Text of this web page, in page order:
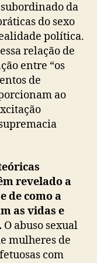
da
do sexo
política.
relação de
entre “os
de
ao
revelado a
de como a
as vidas e
O abuso sexual
mulheres de
com